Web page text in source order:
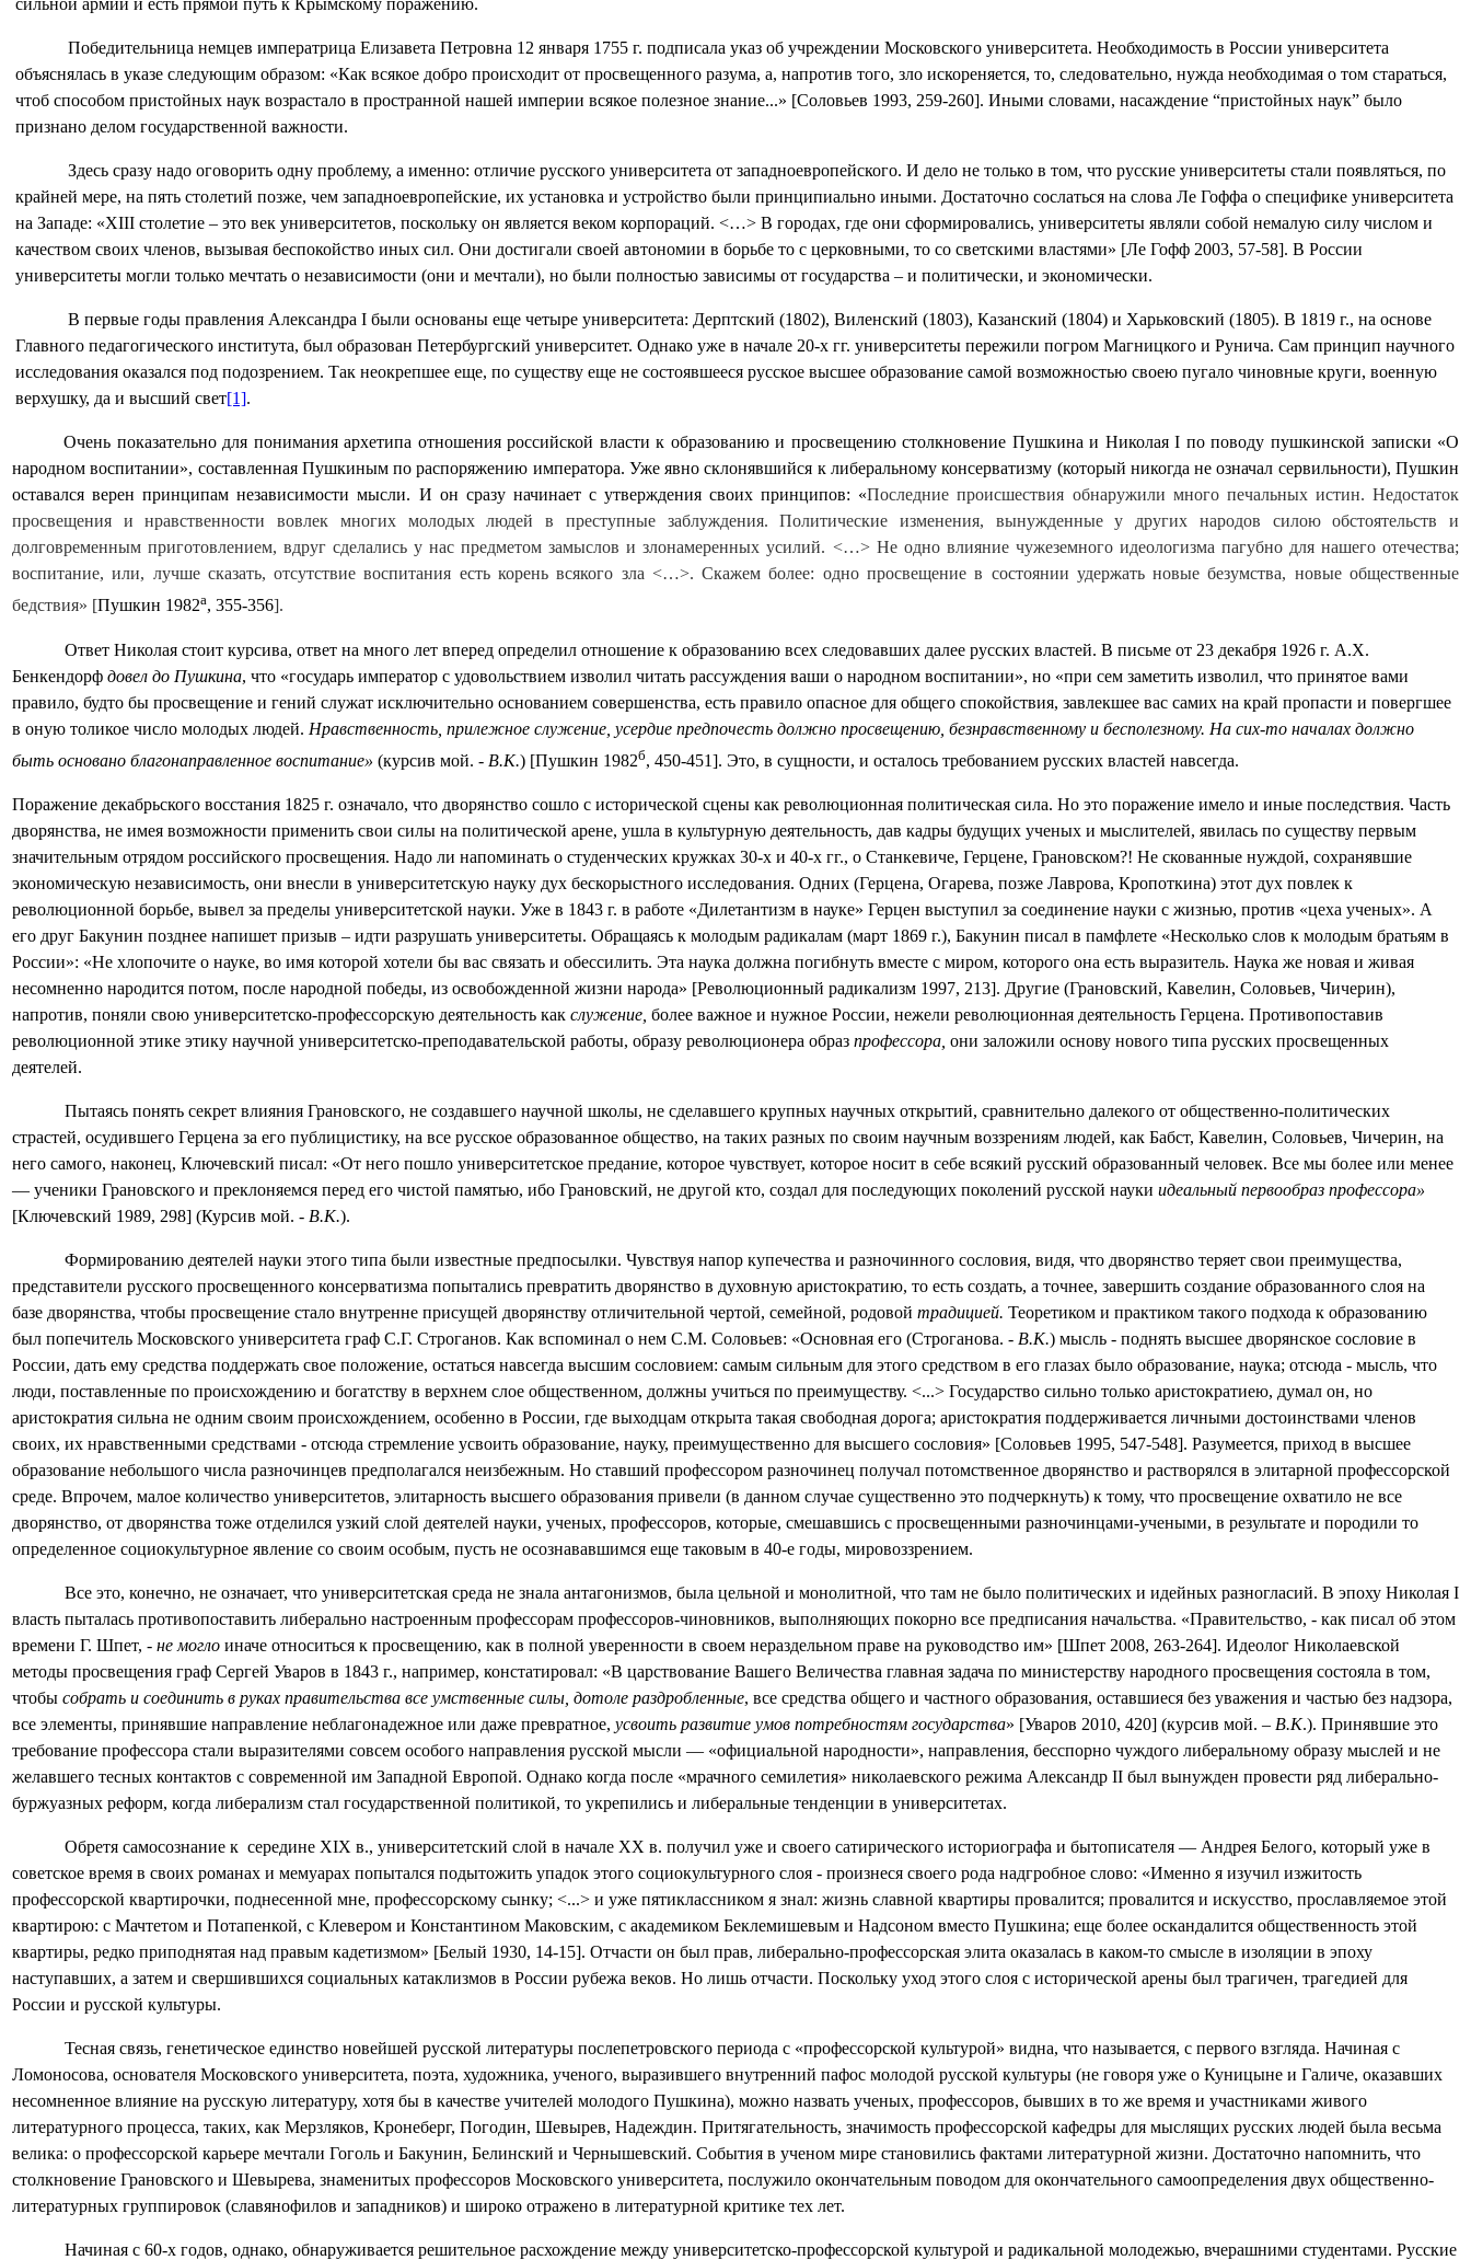
сильной армии и есть прямой путь к Крымскому поражению.
Победительница немцев императрица Елизавета Петровна 12 января 1755 г. подписала указ об учреждении Московского университета. Необходимость в России университета
объяснялась в указе следующим образом: «Как всякое добро происходит от просвещенного разума, а, напротив того, зло искореняется, то, следовательно, нужда необходимая о том стараться,
чтоб способом пристойных наук возрастало в пространной нашей империи всякое полезное знание...» [Соловьев 1993, 259-260]. Иными словами, насаждение “пристойных наук” было
признано делом государственной важности.
Здесь сразу надо оговорить одну проблему, а именно: отличие русского университета от западноевропейского. И дело не только в том, что русские университеты стали появляться, по
крайней мере, на пять столетий позже, чем западноевропейские, их установка и устройство были принципиально иными. Достаточно сослаться на слова Ле Гоффа о специфике университета
на Западе: «XIII столетие – это век университетов, поскольку он является веком корпораций. <…> В городах, где они сформировались, университеты являли собой немалую силу числом и
качеством своих членов, вызывая беспокойство иных сил. Они достигали своей автономии в борьбе то с церковными, то со светскими властями» [Ле Гофф 2003, 57-58]. В России
университеты могли только мечтать о независимости (они и мечтали), но были полностью зависимы от государства – и политически, и экономически.
В первые годы правления Александра Iбыли основаны еще четыре университета: Дерптский (1802), Виленский (1803), Казанский (1804) и Харьковский (1805). В 1819 г., на основе
Главного педагогического института, был образован Петербургский университет. Однако уже в начале 20-х гг. университеты пережили погром Магницкого и Рунича. Сам принцип научного
исследования оказался под подозрением. Так неокрепшее еще, по существу еще не состоявшееся русское высшее образование самой возможностью своею пугало чиновные круги, военную
верхушку, да и высший свет[1].
Очень показательно для понимания архетипа отношения российской власти к образованию и просвещению столкновение Пушкина и НиколаяI по поводу пушкинской записки «О
народном воспитании», составленная Пушкиным по распоряжению императора. Уже явно склонявшийся к либеральному консерватизму (который никогда не означал сервильности), Пушкин
оставался верен принципам независимости мысли. И он сразу начинает с утверждения своих принципов: «Последние происшествия обнаружили много печальных истин. Недостаток
просвещения и нравственности вовлек многих молодых людей в преступные заблуждения. Политические изменения, вынужденные у других народов силою обстоятельств и
долговременным приготовлением, вдруг сделались у нас предметом замыслов и злонамеренных усилий. <…> Не одно влияние чужеземного идеологизма пагубно для нашего отечества;
воспитание, или, лучше сказать, отсутствие воспитания есть корень всякого зла <…>. Скажем более: одно просвещение в состоянии удержать новые безумства, новые общественные
бедствия» [Пушкин 1982а, 355-356].
Ответ Николая стоит курсива, ответ на много лет вперед определил отношение к образованию всех следовавших далее русских властей. В письме от 23 декабря 1926 г. А.Х.
Бенкендорф довел до Пушкина, что «государь император с удовольствием изволил читать рассуждения ваши о народном воспитании», но «при сем заметить изволил, что принятое вами
правило, будто бы просвещение и гений служат исключительно основанием совершенства, есть правило опасное для общего спокойствия, завлекшее вас самих на край пропасти и повергшее
в оную толикое число молодых людей. Нравственность, прилежное служение, усердие предпочесть должно просвещению, безнравственному и бесполезному. На сих-то началах должно
быть основано благонаправленное воспитание» (курсив мой. - В.К.) [Пушкин 1982б, 450-451]. Это, в сущности, и осталось требованием русских властей навсегда.
Поражение декабрьского восстания 1825 г. означало, что дворянство сошло с исторической сцены как революционная политическая сила. Но это поражение имело и иные последствия. Часть
дворянства, не имея возможности применить свои силы на политической арене, ушла в культурную деятельность, дав кадры будущих ученых и мыслителей, явилась по существу первым
значительным отрядом российского просвещения. Надо ли напоминать о студенческих кружках 30-х и 40-х гг., о Станкевиче, Герцене, Грановском?! Не скованные нуждой, сохранявшие
экономическую независимость, они внесли в университетскую науку дух бескорыстного исследования. Одних (Герцена, Огарева, позже Лаврова, Кропоткина) этот дух повлек к
революционной борьбе, вывел за пределы университетской науки. Уже в 1843 г. в работе «Дилетантизм в науке» Герцен выступил за соединение науки с жизнью, против «цеха ученых». А
его друг Бакунин позднее напишет призыв – идти разрушать университеты. Обращаясь к молодым радикалам (март 1869 г.), Бакунин писал в памфлете «Несколько слов к молодым братьям в
России»: «Не хлопочите о науке, во имя которой хотели бы вас связать и обессилить. Эта наука должна погибнуть вместе с миром, которого она есть выразитель. Наука же новая и живая
несомненно народится потом, после народной победы, из освобожденной жизни народа» [Революционный радикализм 1997, 213]. Другие (Грановский, Кавелин, Соловьев, Чичерин),
напротив, поняли свою университетско-профессорскую деятельность как служение, более важное и нужное России, нежели революционная деятельность Герцена. Противопоставив
революционной этике этику научной университетско-преподавательской работы, образу революционера образ профессора, они заложили основу нового типа русских просвещенных
деятелей.
Пытаясь понять секрет влияния Грановского, не создавшего научной школы, не сделавшего крупных научных открытий, сравнительно далекого от общественно-политических
страстей, осудившего Герцена за его публицистику, на все русское образованное общество, на таких разных по своим научным воззрениям людей, как Бабст, Кавелин, Соловьев, Чичерин, на
него самого, наконец, Ключевский писал: «От него пошло университетское предание, которое чувствует, которое носит в себе всякий русский образованный человек. Все мы более или менее
— ученики Грановского и преклоняемся перед его чистой памятью, ибо Грановский, не другой кто, создал для последующих поколений русской науки идеальный первообраз профессора»
[Ключевский 1989, 298] (Курсив мой. - В.К.).
Формированию деятелей науки этого типа были известные предпосылки. Чувствуя напор купечества и разночинного сословия, видя, что дворянство теряет свои преимущества,
представители русского просвещенного консерватизма попытались превратить дворянство в духовную аристократию, то есть создать, а точнее, завершить создание образованного слоя на
базе дворянства, чтобы просвещение стало внутренне присущей дворянству отличительной чертой, семейной, родовой традицией. Теоретиком и практиком такого подхода к образованию
был попечитель Московского университета граф С.Г. Строганов. Как вспоминал о нем С.М. Соловьев: «Основная его (Строганова. - В.К.) мысль - поднять высшее дворянское сословие в
России, дать ему средства поддержать свое положение, остаться навсегда высшим сословием: самым сильным для этого средством в его глазах было образование, наука; отсюда - мысль, что
люди, поставленные по происхождению и богатству в верхнем слое общественном, должны учиться по преимуществу. <...> Государство сильно только аристократиею, думал он, но
аристократия сильна не одним своим происхождением, особенно в России, где выходцам открыта такая свободная дорога; аристократия поддерживается личными достоинствами членов
своих, их нравственными средствами - отсюда стремление усвоить образование, науку, преимущественно для высшего сословия» [Соловьев 1995, 547-548]. Разумеется, приход в высшее
образование небольшого числа разночинцев предполагался неизбежным. Но ставший профессором разночинец получал потомственное дворянство и растворялся в элитарной профессорской
среде. Впрочем, малое количество университетов, элитарность высшего образования привели (в данном случае существенно это подчеркнуть) к тому, что просвещение охватило не все
дворянство, от дворянства тоже отделился узкий слой деятелей науки, ученых, профессоров, которые, смешавшись с просвещенными разночинцами-учеными, в результате и породили то
определенное социокультурное явление со своим особым, пусть не осознававшимся еще таковым в 40-е годы, мировоззрением.
Все это, конечно, не означает, что университетская среда не знала антагонизмов, была цельной и монолитной, что там не было политических и идейных разногласий. В эпоху Николая I
власть пыталась противопоставить либерально настроенным профессорам профессоров-чиновников, выполняющих покорно все предписания начальства. «Правительство, - как писал об этом
времени Г. Шпет, - не могло иначе относиться к просвещению, как в полной уверенности в своем нераздельном праве на руководство им» [Шпет 2008, 263-264]. Идеолог Николаевской
методы просвещения граф Сергей Уваров в 1843 г., например, констатировал: «В царствование Вашего Величества главная задача по министерству народного просвещения состояла в том,
чтобы собрать и соединить в руках правительства все умственные силы, дотоле раздробленные, все средства общего и частного образования, оставшиеся без уважения и частью без надзора,
все элементы, принявшие направление неблагонадежное или даже превратное, усвоить развитие умов потребностям государства» [Уваров 2010, 420] (курсив мой. – В.К.). Принявшие это
требование профессора стали выразителями совсем особого направления русской мысли — «официальной народности», направления, бесспорно чуждого либеральному образу мыслей и не
желавшего тесных контактов с современной им Западной Европой. Однако когда после «мрачного семилетия» николаевского режима Александр II был вынужден провести ряд либерально-
буржуазных реформ, когда либерализм стал государственной политикой, то укрепились и либеральные тенденции в университетах.
Обретя самосознание к середине XIX в., университетский слой в начале ХХ в. получил уже и своего сатирического историографа и бытописателя — Андрея Белого, который уже в
советское время в своих романах и мемуарах попытался подытожить упадок этого социокультурного слоя - произнеся своего рода надгробное слово: «Именно я изучил изжитость
профессорской квартирочки, поднесенной мне, профессорскому сынку; <...> и уже пятиклассником я знал: жизнь славной квартиры провалится; провалится и искусство, прославляемое этой
квартирою: с Мачтетом и Потапенкой, с Клевером и Константином Маковским, с академиком Беклемишевым и Надсоном вместо Пушкина; еще более оскандалится общественность этой
квартиры, редко приподнятая над правым кадетизмом» [Белый 1930, 14-15]. Отчасти он был прав, либерально-профессорская элита оказалась в каком-то смысле в изоляции в эпоху
наступавших, а затем и свершившихся социальных катаклизмов в России рубежа веков. Но лишь отчасти. Поскольку уход этого слоя с исторической арены был трагичен, трагедией для
России и русской культуры.
Тесная связь, генетическое единство новейшей русской литературы послепетровского периода с «профессорской культурой» видна, что называется, с первого взгляда. Начиная с
Ломоносова, основателя Московского университета, поэта, художника, ученого, выразившего внутренний пафос молодой русской культуры (не говоря уже о Куницыне и Галиче, оказавших
несомненное влияние на русскую литературу, хотя бы в качестве учителей молодого Пушкина), можно назвать ученых, профессоров, бывших в то же время и участниками живого
литературного процесса, таких, как Мерзляков, Кронеберг, Погодин, Шевырев, Надеждин. Притягательность, значимость профессорской кафедры для мыслящих русских людей была весьма
велика: о профессорской карьере мечтали Гоголь и Бакунин, Белинский и Чернышевский. События в ученом мире становились фактами литературной жизни. Достаточно напомнить, что
столкновение Грановского и Шевырева, знаменитых профессоров Московского университета, послужило окончательным поводом для окончательного самоопределения двух общественно-
литературных группировок (славянофилов и западников) и широко отражено в литературной критике тех лет.
Начиная с 60-х годов, однако, обнаруживается решительное расхождение между университетско-профессорской культурой и радикальной молодежью, вчерашними студентами. Русские